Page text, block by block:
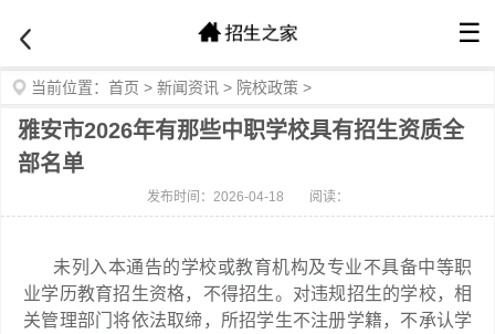
☰
当前位置： 首页 > 新闻资讯 > 院校政策 >
雅安市2026年有那些中职学校具有招生资质全
部名单
发布时间：2026-04-18 阅读：
未列入本通告的学校或教育机构及专业不具备中等职
业学历教育招生资格，不得招生。对违规招生的学校，相
关管理部门将依法取缔，所招学生不注册学籍，不承认学